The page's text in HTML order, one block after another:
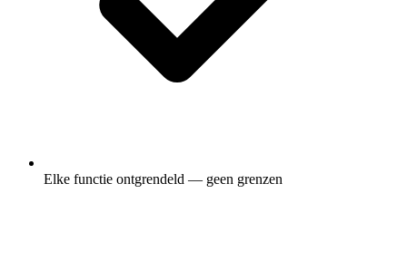
Elke functie ontgrendeld — geen grenzen